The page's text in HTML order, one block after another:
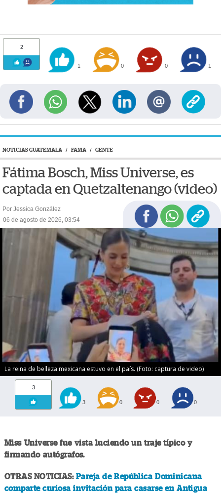
2
1 0 0 1
NOTICIAS GUATEMALA / FAMA / GENTE
Fátima Bosch, Miss Universe, es
captada en Quetzaltenango (video)
Por Jessica González
06 de agosto de 2026, 03:54
La reina de belleza mexicana estuvo en el país. (Foto: captura de video)
3
3 0 0 0
Miss Universe fue vista luciendo un traje típico y
firmando autógrafos.
OTRAS NOTICIAS: Pareja de República Dominicana
comparte curiosa invitación para casarse en Antigua